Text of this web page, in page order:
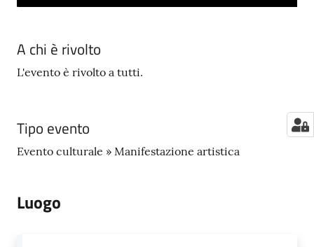
A chi è rivolto
L'evento è rivolto a tutti.
Tipo evento
Evento culturale » Manifestazione artistica
Luogo